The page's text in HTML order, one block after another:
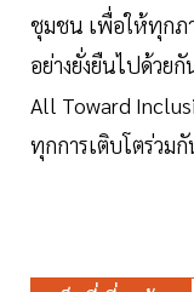
ชุมชน เพื่อให้ทุกภ
อย่างยั่งยืนไปด้วย
All Toward
ทุกการเติบโตร่วม